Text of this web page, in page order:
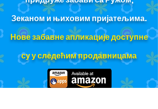
Зеканом и њиховим пријатељима.
Нове забавне апликације доступне
су у следећим продавницама